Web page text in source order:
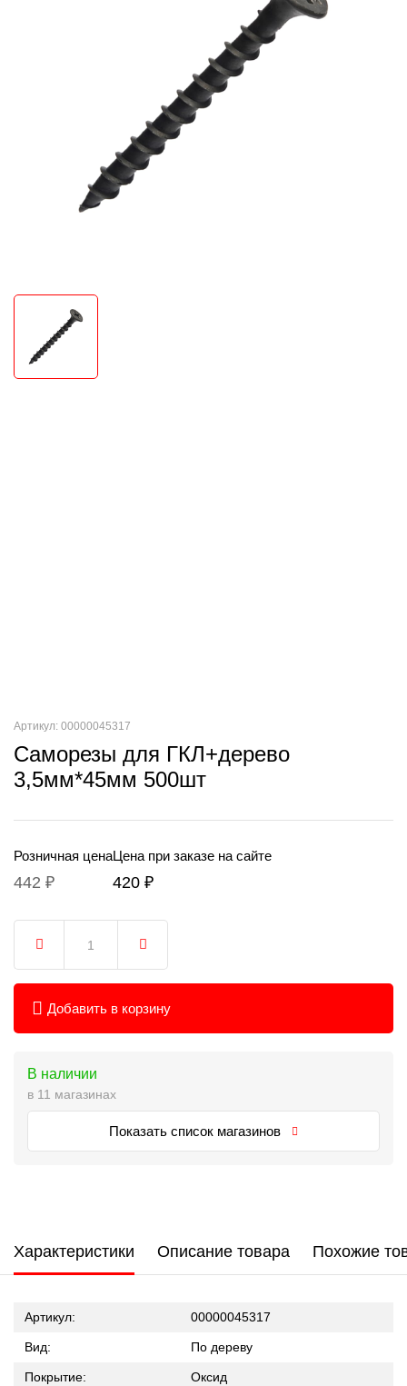
Артикул: 00000045317
Саморезы для ГКЛ+дерево
3,5мм*45мм 500шт
Розничная цена
442 ₽
Цена при заказе на сайте
420 ₽
Добавить в корзину
В наличии
в 11 магазинах
Показать список магазинов
Характеристики Описание товара Похожие
Артикул: 00000045317
Вид: По дереву
Покрытие: Оксид